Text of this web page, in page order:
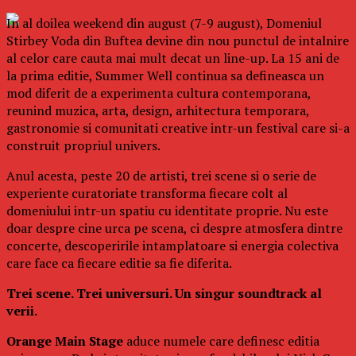
In al doilea weekend din august (7-9 august), Domeniul
Stirbey Voda din Buftea devine din nou punctul de intalnire
al celor care cauta mai mult decat un line-up. La 15 ani de
la prima editie, Summer Well continua sa defineasca un
mod diferit de a experimenta cultura contemporana,
reunind muzica, arta, design, arhitectura temporara,
gastronomie si comunitati creative intr-un festival care si-a
construit propriul univers.
Anul acesta, peste 20 de artisti, trei scene si o serie de
experiente curatoriate transforma fiecare colt al
domeniului intr-un spatiu cu identitate proprie. Nu este
doar despre cine urca pe scena, ci despre atmosfera dintre
concerte, descoperirile intamplatoare si energia colectiva
care face ca fiecare editie sa fie diferita.
Trei scene. Trei universuri. Un singur soundtrack al
verii.
Orange Main Stage aduce numele care definesc editia